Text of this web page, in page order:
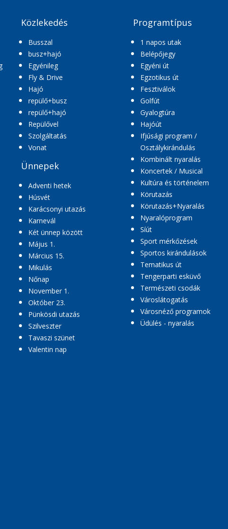
Közlekedés
Busszal
busz+hajó
Egyénileg
Fly & Drive
Hajó
repülő+busz
repülő+hajó
Repülővel
Szolgáltatás
Vonat
Ünnepek
Adventi hetek
Húsvét
Karácsonyi utazás
Karnevál
Két ünnep között
Május 1.
Március 15.
Mikulás
Nőnap
November 1.
Október 23.
Pünkösdi utazás
Szilveszter
Tavaszi szünet
Valentin nap
Programtípus
1 napos utak
Belépőjegy
Egyéni út
Egzotikus út
Fesztiválok
Golfút
Gyalogtúra
Hajóút
Ifjúsági program /
Osztálykirándulás
Kombinált nyaralás
Koncertek / Musical
Kultúra és történelem
Körutazás
Körutazás+Nyaralás
Nyaralóprogram
Síút
Sport mérkőzések
Sportos kirándulások
Tematikus út
Tengerparti esküvő
Természeti csodák
Városlátogatás
Városnéző programok
Üdülés - nyaralás